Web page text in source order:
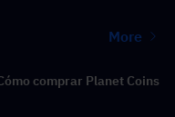
More
comprar Planet Coins